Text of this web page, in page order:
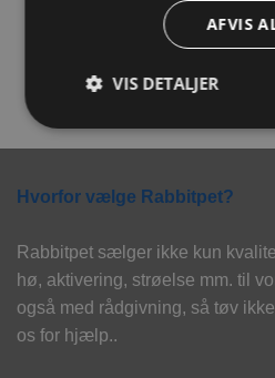
TILFØJ TIL KURV
Hvorfor vælge Rabbitpet?
Rabbitpet sælger ikke kun
hø, aktivering, strøelse mm. til
også med rådgivning, så tøv
os for hjælp..
AFVIS
VIS DETALJER